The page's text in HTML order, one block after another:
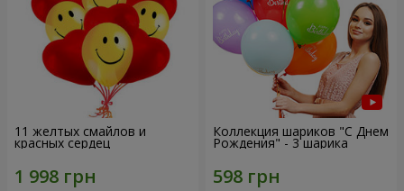
11 желтых смайлов и
красных сердец
Коллекция шариков "С Днем
Рождения" - 3 шарика